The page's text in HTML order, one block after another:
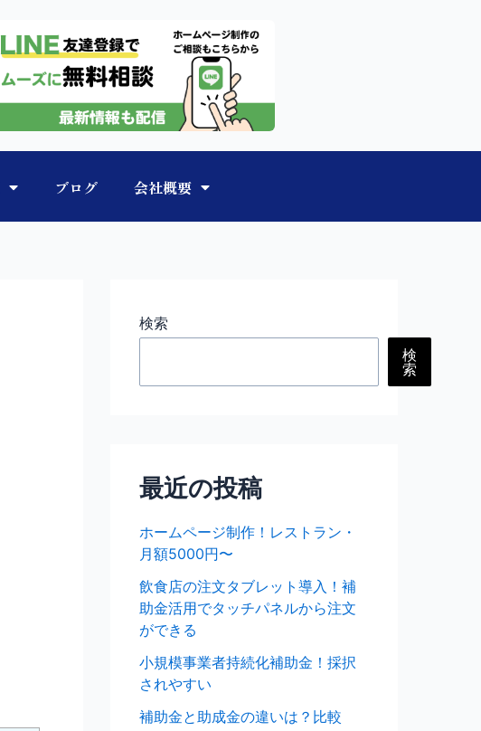
ブログ 会社概要
検索
検
索
最近の投稿
ホームページ制作！レストラン・
月額5000円〜
飲食店の注文タブレット導入！補
助金活用でタッチパネルから注文
ができる
小規模事業者持続化補助金！採択
されやすい
補助金と助成金の違いは？比較